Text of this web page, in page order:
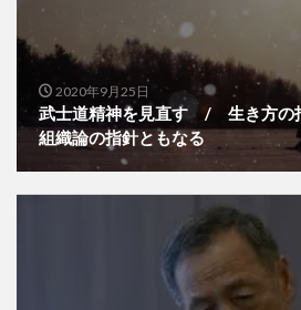
2020年9月25日
武士道精神を見直す / 生き方の
組織論の指針ともなる